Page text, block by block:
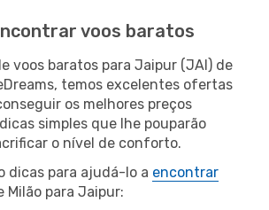
voos baratos
voos baratos para Jaipur (JAI) de
temos excelentes ofertas
os melhores preços
simples que lhe pouparão
o nível de conforto.
dicas para ajudá-lo a encontrar
Milão para Jaipur: